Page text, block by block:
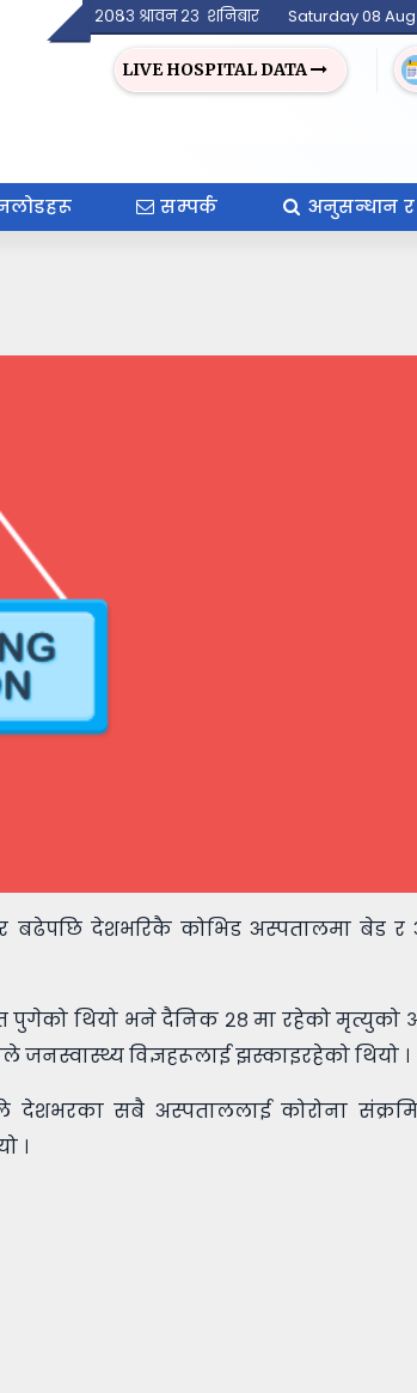
२०८३ श्रावन २३ शनिबार Saturday 08
LIVE HOSPITAL DATA
सम्पर्क अनुसन्धान
बढेपछि देशभरिकै कोभिड अस्पतालमा बेड
पुगेको थियो भने दैनिक २८ मा रहेको
विज्ञहरूलाई झस्काइरहेको थियो ।
सबै अस्पताललाई कोरोना
।